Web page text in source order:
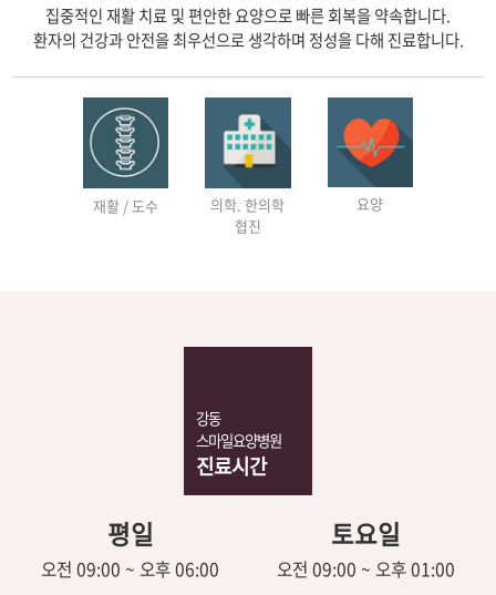
집중적인 재활 치료 및 편안한 요양으로 빠른 회복을 약속합니다.
환자의 건강과 안전을 최우선으로 생각하며 정성을 다해 진료합니다.
재활 / 도수
의학. 한의학
협진
요양
강동
스마일요양병원
진료시간
평일
오전 09:00 ~ 오후 06:00
토요일
오전 09:00 ~ 오후 01:00